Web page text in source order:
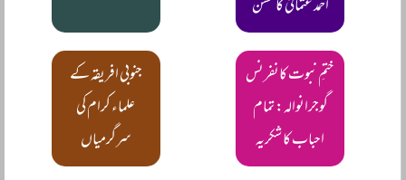
احمد عثمانیؒ کا مشن
ختمِ نبوت کانفرنس
گوجرانوالہ: تمام
احباب کا شکریہ
جنوبی افریقہ کے
علماء کرام کی
سرگرمیاں